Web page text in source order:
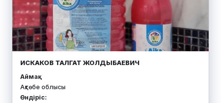
ИСКАКОВ ТАЛГАТ ЖОЛДЫБАЕВИЧ
Аймақ:
Ақтөбе облысы
Өндіріс: